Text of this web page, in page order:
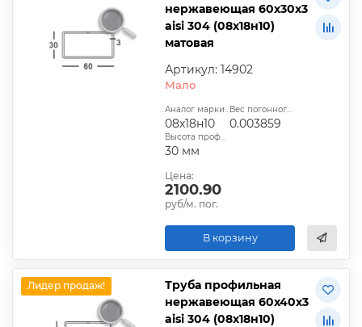
нержавеющая 60х30х3
aisi 304 (08х18н10)
матовая
Артикул: 14902
Мало
Аналог марки стали:
08х18н10
Вес погонного метра, т.:
0.003859
Высота профиля:
30 мм
Цена:
2100.90
руб/м. пог.
В корзину
Лидер продаж!
Труба профильная
нержавеющая 60х40х3
aisi 304 (08х18н10)